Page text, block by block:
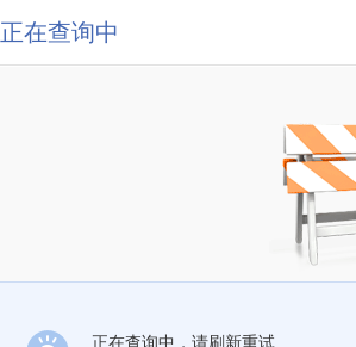
正在查询中
正在查询中，请刷新重试